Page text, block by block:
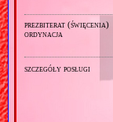
prezbiterat (święcenia)
ordynacja
szczegóły posługi